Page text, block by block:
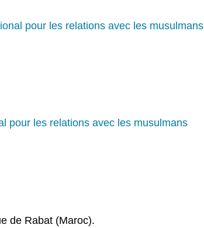
pour les relations avec les musulmans
pour les relations avec les musulmans
de Rabat (Maroc).